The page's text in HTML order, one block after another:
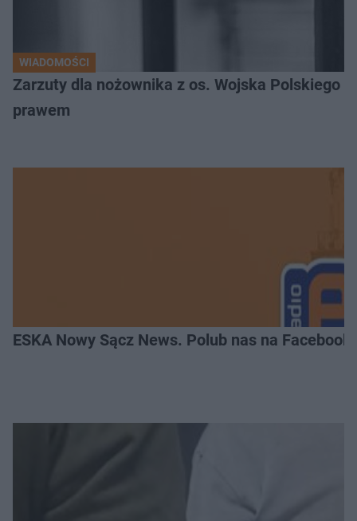
WIADOMOŚCI
Zarzuty dla nożownika z os. Wojska Polskiego
prawem
ESKA Nowy Sącz News. Polub nas na